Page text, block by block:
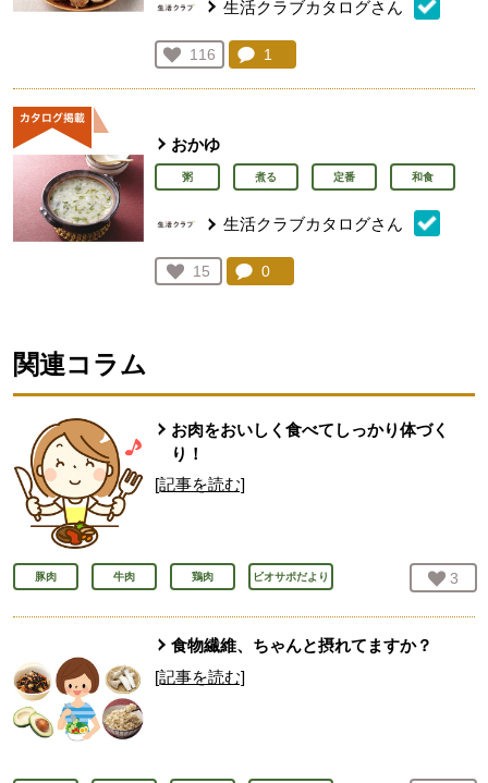
生活クラブカタログさん
お気に入り登録：
116
人が登録
コメント：
1
おかゆ
粥 煮る 定番 和食
生活クラブカタログさん
お気に入り登録：
15
人が登録
コメント：
0
関連コラム
お肉をおいしく食べてしっかり体づく
り！
[記事を読む]
豚肉 牛肉 鶏肉 ビオサポだより お気
3
食物繊維、ちゃんと摂れてますか？
[記事を読む]